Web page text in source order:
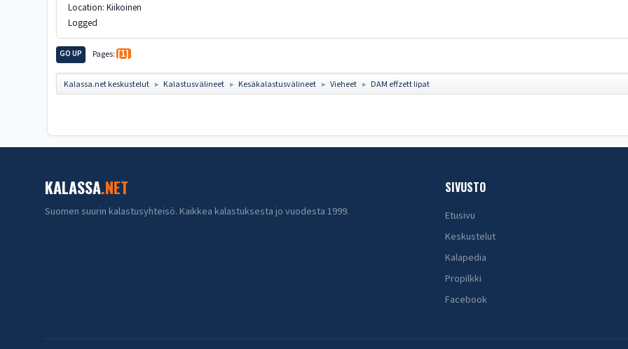
Location: Kiikoinen
Logged
GO UP Pages 1
Kalassa.net keskustelut ► Kalastusvälineet ► Kesäkalastusvälineet ► Vieheet ► DAM effzett lipat
KALASSA.NET
Suomen suurin kalastusyhteisö. Kaikkea kalastuksesta jo vuodesta 1999.
SIVUSTO
Etusivu
Keskustelut
Kalapedia
Propilkki
Facebook